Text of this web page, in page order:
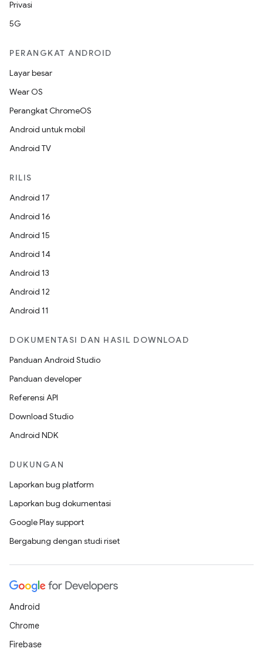
Privasi
5G
PERANGKAT ANDROID
Layar besar
Wear OS
Perangkat ChromeOS
Android untuk mobil
Android TV
RILIS
Android 17
Android 16
Android 15
Android 14
Android 13
Android 12
Android 11
DOKUMENTASI DAN HASIL DOWNLOAD
Panduan Android Studio
Panduan developer
Referensi API
Download Studio
Android NDK
DUKUNGAN
Laporkan bug platform
Laporkan bug dokumentasi
Google Play support
Bergabung dengan studi riset
Android
Chrome
Firebase